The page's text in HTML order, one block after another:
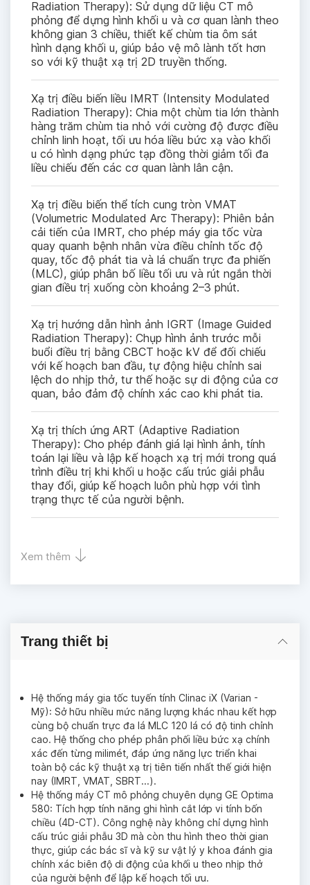
Radiation Therapy): Sử dụng dữ liệu CT mô
phỏng để dựng hình khối u và cơ quan lành theo
không gian 3 chiều, thiết kế chùm tia ôm sát
hình dạng khối u, giúp bảo vệ mô lành tốt hơn
so với kỹ thuật xạ trị 2D truyền thống.
Xạ trị điều biến liều IMRT (Intensity Modulated
Radiation Therapy): Chia một chùm tia lớn thành
hàng trăm chùm tia nhỏ với cường độ được điều
chỉnh linh hoạt, tối ưu hóa liều bức xạ vào khối
u có hình dạng phức tạp đồng thời giảm tối đa
liều chiếu đến các cơ quan lành lân cận.
Xạ trị điều biến thể tích cung tròn VMAT
(Volumetric Modulated Arc Therapy): Phiên bản
cải tiến của IMRT, cho phép máy gia tốc vừa
quay quanh bệnh nhân vừa điều chỉnh tốc độ
quay, tốc độ phát tia và lá chuẩn trực đa phiến
(MLC), giúp phân bố liều tối ưu và rút ngắn thời
gian điều trị xuống còn khoảng 2–3 phút.
Xạ trị hướng dẫn hình ảnh IGRT (Image Guided
Radiation Therapy): Chụp hình ảnh trước mỗi
buổi điều trị bằng CBCT hoặc kV để đối chiếu
với kế hoạch ban đầu, tự động hiệu chỉnh sai
lệch do nhịp thở, tư thế hoặc sự di động của cơ
quan, bảo đảm độ chính xác cao khi phát tia.
Xạ trị thích ứng ART (Adaptive Radiation
Therapy): Cho phép đánh giá lại hình ảnh, tính
toán lại liều và lập kế hoạch xạ trị mới trong quá
trình điều trị khi khối u hoặc cấu trúc giải phẫu
thay đổi, giúp kế hoạch luôn phù hợp với tình
trạng thực tế của người bệnh.
SRS sử dụng liều bức xạ rất cao trong một lần
điều trị cho các tổn thương nội sọ, còn SBRT
Xạ trị đồng bộ hóa theo nhịp thở (4D-RT &
và bảo vệ mô lành.
Kỹ thuật DIBH và EEBH: DIBH (Deep
Inspiration Breath Hold) giúp kéo giãn lồng ngực
để giảm liều tia vào tim và giảm di động khối u,
trong khi EEBH (End-Expiratory Breath Hold)
cố định vị trí khối u ở cuối thì thở ra, nâng cao
độ chính xác khi điều trị các tổn thương vùng
ngực và ổ bụng.
Xem thêm
Trang thiết bị
Hệ thống máy gia tốc tuyến tính Clinac iX (Varian -
Mỹ): Sở hữu nhiều mức năng lượng khác nhau kết hợp
cùng bộ chuẩn trực đa lá MLC 120 lá có độ tinh chỉnh
cao. Hệ thống cho phép phân phối liều bức xạ chính
xác đến từng milimét, đáp ứng năng lực triển khai
toàn bộ các kỹ thuật xạ trị tiên tiến nhất thế giới hiện
nay (IMRT, VMAT, SBRT...).
Hệ thống máy CT mô phỏng chuyên dụng GE Optima
580: Tích hợp tính năng ghi hình cắt lớp vi tính bốn
chiều (4D-CT). Công nghệ này không chỉ dựng hình
cấu trúc giải phẫu 3D mà còn thu hình theo thời gian
thực, giúp các bác sĩ và kỹ sư vật lý y khoa đánh gia
chính xác biên độ di động của khối u theo nhịp thở
của người bệnh để lập kế hoạch tối ưu.